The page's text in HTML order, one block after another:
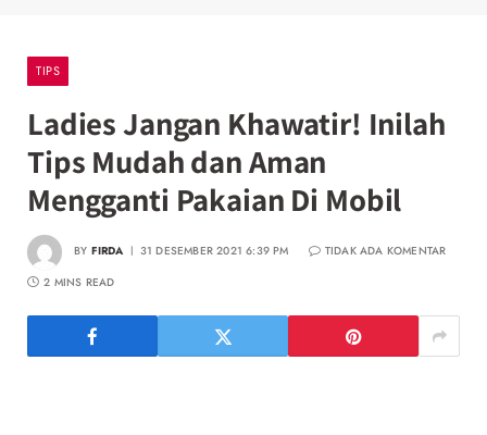
TIPS
Ladies Jangan Khawatir! Inilah
Tips Mudah dan Aman
Mengganti Pakaian Di Mobil
BY FIRDA 31 DESEMBER 2021 6:39 PM
TIDAK ADA KOMENTAR
2 MINS READ